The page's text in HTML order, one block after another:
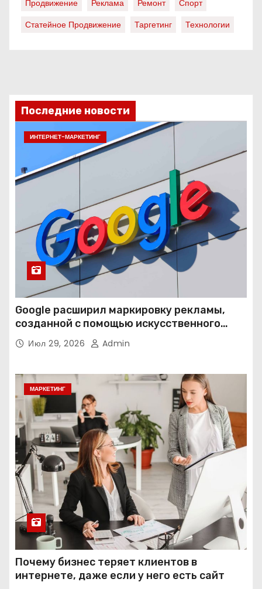
Продвижение
Реклама Ремонт
Спорт
Статейное Продвижение
Таргетинг Технологии
Последние новости
ИНТЕРНЕТ-МАРКЕТИНГ
Google расширил маркировку рекламы,
созданной с помощью искусственного
интеллекта
Июл 29, 2026 Admin
МАРКЕТИНГ
Почему бизнес теряет клиентов в
интернете, даже если у него есть сайт